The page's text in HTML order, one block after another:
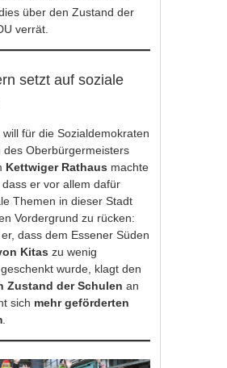
über den Zustand der
verrät.
setzt auf soziale
für die Sozialdemokraten
des Oberbürgermeisters
Kettwiger Rathaus machte
er vor allem dafür
Themen in dieser Stadt
Vordergrund zu rücken:
dass dem Essener Süden
Kitaszu wenig
wurde, klagt den
Zustand der Schulen an
sich mehr geförderten